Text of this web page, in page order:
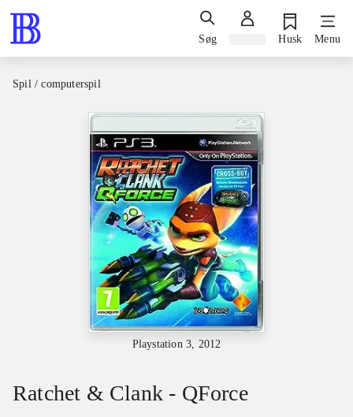
Søg Husk Menu
Spil / computerspil
Playstation 3, 2012
Ratchet & Clank - QForce